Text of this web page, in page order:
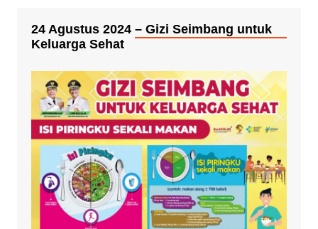
24 Agustus 2024 – Gizi Seimbang untuk
Keluarga Sehat